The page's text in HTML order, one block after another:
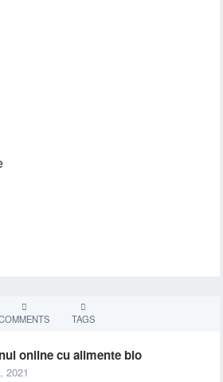
TAGS
online cu alimente bio
2021